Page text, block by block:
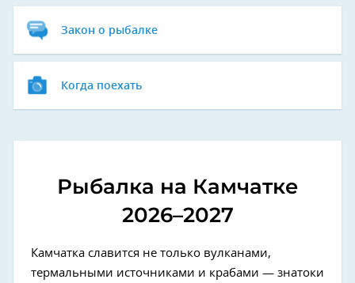
Закон о рыбалке
Когда поехать
Рыбалка на Камчатке
2026–2027
Камчатка славится не только вулканами,
термальными источниками и крабами — знатоки